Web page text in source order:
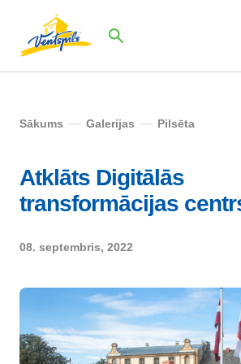
Sākums Galerijas Pilsēta
Atklāts Digitālās
transformācijas
08. septembris, 2022